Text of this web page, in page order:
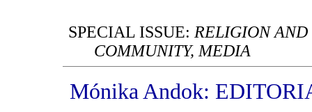
SPECIAL ISSUE: RELIGION
COMMUNITY, MEDIA
Mónika Andok: